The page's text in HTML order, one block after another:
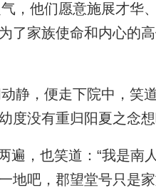
，他们愿意施展才华
了家族使命和内心的
静，便走下院中，笑
度没有重归阳夏之念想
，也笑道：“我是南
地吧，郡望堂号只是